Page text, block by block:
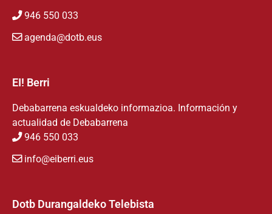
946 550 033
agenda@dotb.eus
EI! Berri
Debabarrena eskualdeko informazioa. Información y
actualidad de Debabarrena
946 550 033
info@eiberri.eus
Dotb Durangaldeko Telebista